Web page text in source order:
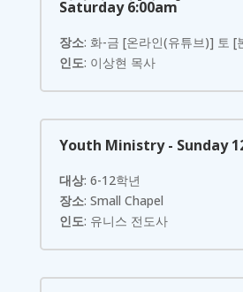
Saturday 6:00am
장소: 화-금 [온라인(유튜브)] 토 [
인도: 이상현 목사
Youth Ministry - Sunday
대상: 6-12학년
장소: Small Chapel
인도: 유니스 전도사